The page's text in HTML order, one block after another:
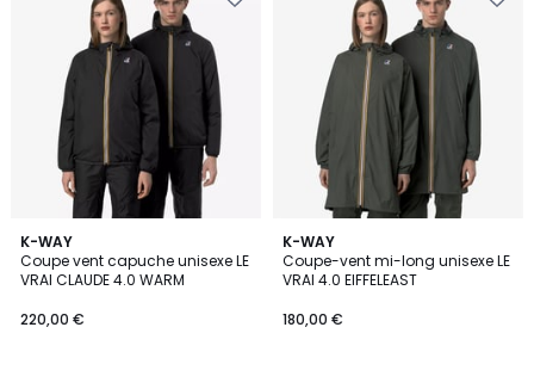
K-WAY
Coupe vent capuche unisexe LE
VRAI CLAUDE 4.0 WARM
220,00 €
5
/
5
3
Couleurs
K-WAY
Coupe-vent mi-long unisexe LE
VRAI 4.0 EIFFELEAST
180,00 €
5
/
5
4
Couleurs